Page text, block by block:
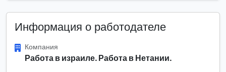
Информация о работодателе
Компания
Работа в израиле. Работа в Нетании.